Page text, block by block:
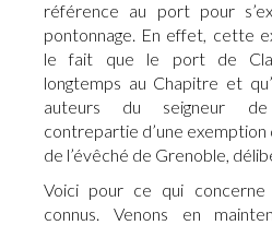
référence au port pour
pontonnage. En effet, cette
le fait que le port de
longtemps au Chapitre et
auteurs du seigneur de
contrepartie d’une
de l’évêché de Grenoble,
Voici pour ce qui
connus. Venons en